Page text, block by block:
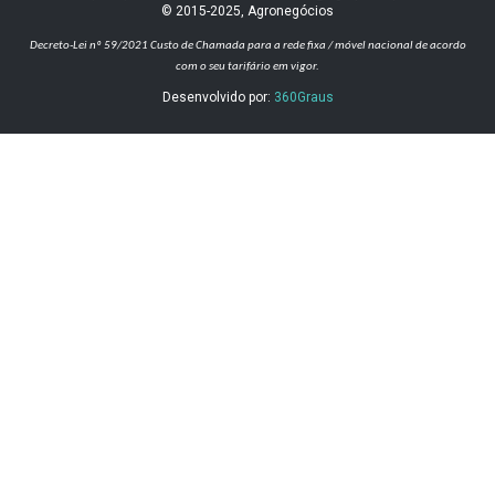
© 2015-2025, Agronegócios
Decreto-Lei nº 59/2021 Custo de Chamada para a rede fixa / móvel nacional de acordo
com o seu tarifário em vigor.
Desenvolvido por: 360Graus